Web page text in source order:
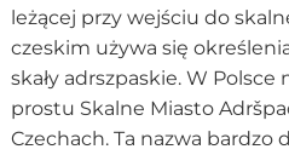
leżącej przy wejściu do
czeskim używa się
skały adrszpaskie. W
prostu Skalne Miasto
Czechach. Ta nazwa bardzo